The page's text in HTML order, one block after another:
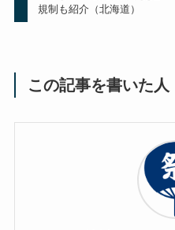
規制も紹介（北海道）
この記事を書いた人